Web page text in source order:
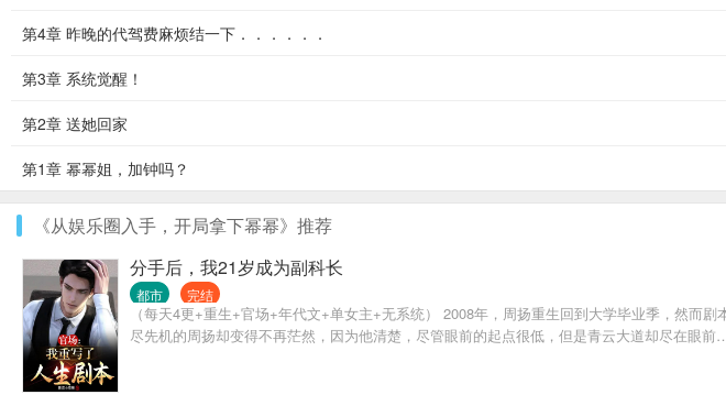
第4章 昨晚的代驾费麻烦结一下．．．．．．
第3章 系统觉醒！
第2章 送她回家
第1章 幂幂姐，加钟吗？
《从娱乐圈入手，开局拿下幂幂》推荐
分手后，我21岁成为副科长
都市 完结
（每天4更+重生+官场+年代文+单女主+无系统） 2008年，周扬重生回到大学毕业季，然
尽先机的周扬却变得不再茫然，因为他清楚，尽管眼前的起点很低，但是青云大道却尽在眼